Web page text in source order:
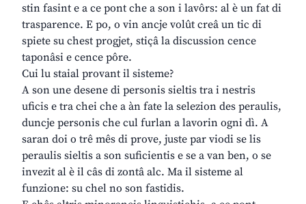
stin fasint e a ce pont che a son i lavôrs: al è un fat di
trasparence. E po, o vin ancje volût creâ un tic di
spiete su chest progjet, stiçâ la discussion cence
taponâsi e cence pôre.
Cui lu staial provant il sisteme?
A son une desene di personis sieltis tra i nestris
uficis e tra chei che a àn fate la selezion des peraulis,
duncje personis che cul furlan a lavorin ogni dì. A
saran doi o trê mês di prove, juste par viodi se lis
peraulis sieltis a son suficientis e se a van ben, o se
invezit al è il câs di zontâ alc. Ma il sisteme al
funzione: su chel no son fastidis.